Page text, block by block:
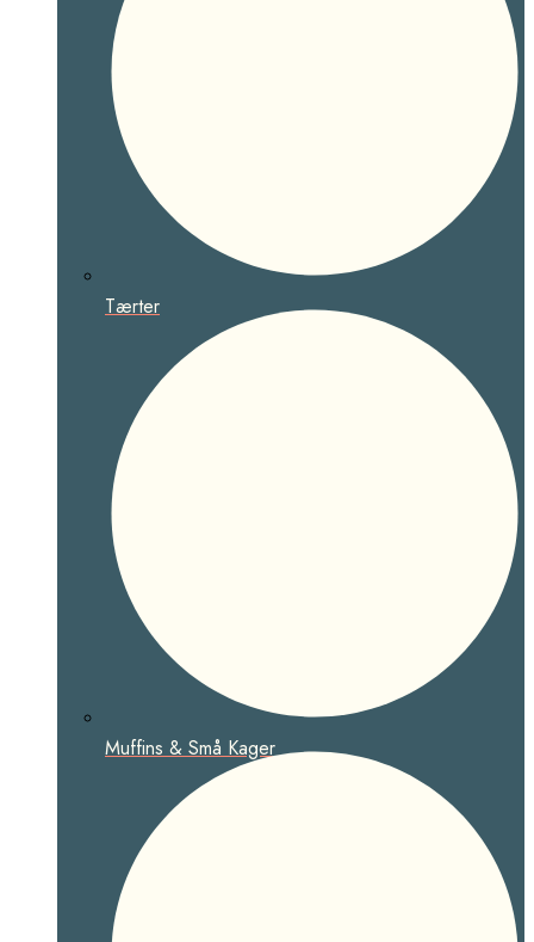
Tærter
Muffins & Små Kager